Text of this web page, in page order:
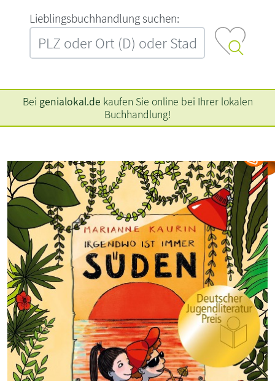
L‍i‍e‍b‍l‍i‍n‍g‍s‍b‍u‍c‍h‍h‍a‍n‍d‍l‍u‍n‍g‍ ‍s‍u‍c‍h‍e‍n‍:‍
Bei genialokal.de kaufen Sie online bei Ihrer lokalen
Buchhandlung!